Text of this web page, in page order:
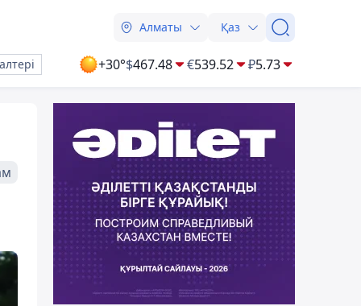
Алматы Қаз
+30°$467.48 €539.52 ₽5.73